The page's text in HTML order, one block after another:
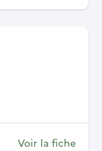
Voir la fiche